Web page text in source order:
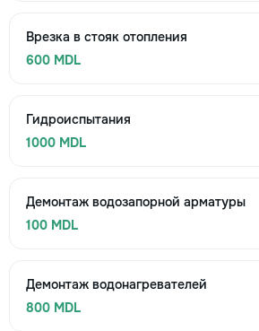
Врезка в стояк отопления
600 MDL
Гидроиспытания
1000 MDL
Демонтаж водозапорной арматуры
100 MDL
Демонтаж водонагревателей
800 MDL